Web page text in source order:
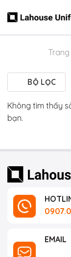
BỘ LỌC
Không tìm thấy
bạn.
EMAIL